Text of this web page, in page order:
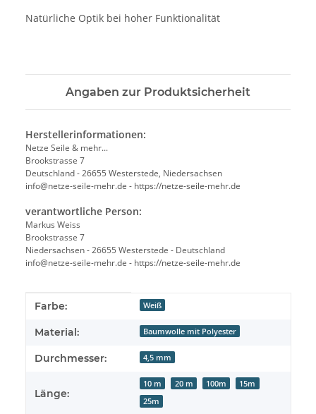
Natürliche Optik bei hoher Funktionalität
Angaben zur Produktsicherheit
Herstellerinformationen:
Netze Seile & mehr...
Brookstrasse 7
Deutschland - 26655 Westerstede, Niedersachsen
info@netze-seile-mehr.de - https://netze-seile-mehr.de
verantwortliche Person:
Markus Weiss
Brookstrasse 7
Niedersachsen - 26655 Westerstede - Deutschland
info@netze-seile-mehr.de - https://netze-seile-mehr.de
Produkteigenschaft
Wert
Farbe: Weiß
Material: Baumwolle mit Polyester
Durchmesser: 4,5 mm
Länge:
10 m 20 m 100m
15m
25m